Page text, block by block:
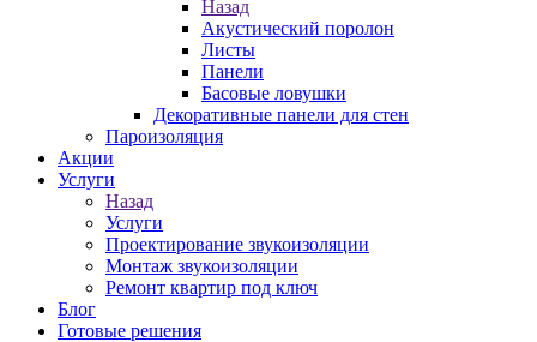
Назад
Акустический поролон
Листы
Панели
Басовые ловушки
Декоративные панели для стен
Пароизоляция
Акции
Услуги
Назад
Услуги
Проектирование звукоизоляции
Монтаж звукоизоляции
Ремонт квартир под ключ
Блог
Готовые решения